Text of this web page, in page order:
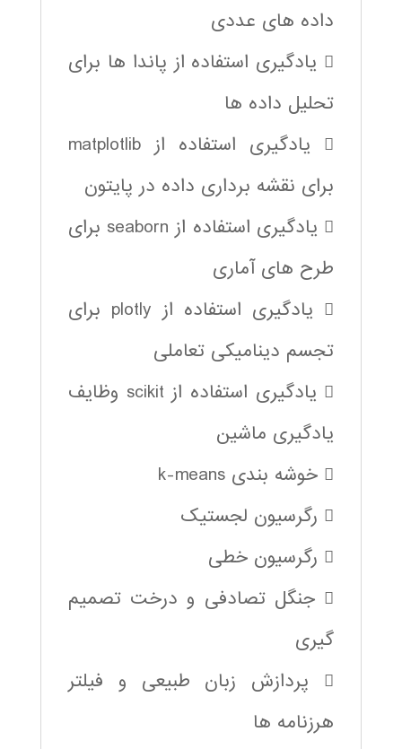
داده های عددی
 یادگیری استفاده از پاندا ها برای
تحلیل داده ها
 یادگیری استفاده از matplotlib
برای نقشه برداری داده در پایتون
 یادگیری استفاده از seaborn برای
طرح های آماری
 یادگیری استفاده از plotly برای
تجسم دینامیکی تعاملی
 یادگیری استفاده از scikit وظایف
یادگیری ماشین
 خوشه بندی k-means
 رگرسیون لجستیک
 رگرسیون خطی
 جنگل تصادفی و درخت تصمیم
گیری
 پردازش زبان طبیعی و فیلتر
هرزنامه ها